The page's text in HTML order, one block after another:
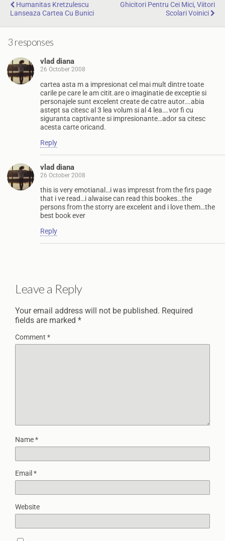
Humanitas Kretzulescu
Lanseaza Cartea Cu Bunici
Ghicitori Pentru Cei Mici, Viitori
Scolari Voinici
3 responses
vlad diana
26 October 2008
cartea asta m a impresionat cel mai mult dintre toate
carile pe care le am citit.are o imaginatie de exceptie si
personajele sunt excelent create de catre autor….abia
astept sa citesc al 3 lea volum si al 4 lea….vor fi cu
siguranta captivante si impresionante…ador sa citesc
acesta carte oricand.
Reply
vlad diana
26 October 2008
this is very emotianal…i was impresst from the firs page
that i ve read…i alwaise can read this bookes…the
persons from the storry are excelent and i love them…the
best book ever
Reply
Leave a Reply
Your email address will not be published. Required
fields are marked *
Comment *
Name*
Email *
Website